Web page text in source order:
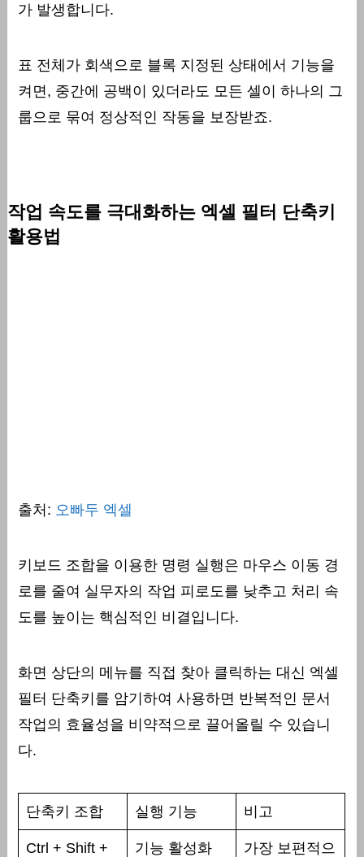
가 발생합니다.
표 전체가 회색으로 블록 지정된 상태에서 기능을
켜면, 중간에 공백이 있더라도 모든 셀이 하나의 그
룹으로 묶여 정상적인 작동을 보장받죠.
작업 속도를 극대화하는 엑셀 필터 단축키
활용법
출처: 오빠두 엑셀
키보드 조합을 이용한 명령 실행은 마우스 이동 경
로를 줄여 실무자의 작업 피로도를 낮추고 처리 속
도를 높이는 핵심적인 비결입니다.
화면 상단의 메뉴를 직접 찾아 클릭하는 대신 엑셀
필터 단축키를 암기하여 사용하면 반복적인 문서
작업의 효율성을 비약적으로 끌어올릴 수 있습니
다.
단축키 조합 실행 기능 비고
Ctrl + Shift +
기능 활성화
가장 보편적으